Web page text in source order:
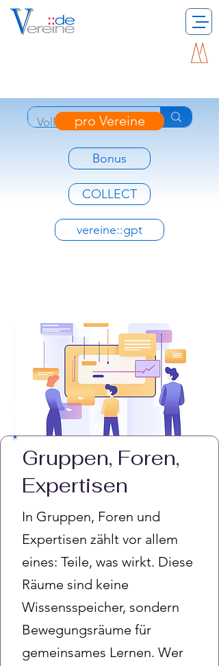
pro Vereine
Bonus
COLLECT
vereine::gpt
Gruppen, Foren,
Expertisen
In Gruppen, Foren und
Expertisen zählt vor allem
eines: Teile, was wirkt. Diese
Räume sind keine
Wissensspeicher, sondern
Bewegungsräume für
gemeinsames Lernen. Wer